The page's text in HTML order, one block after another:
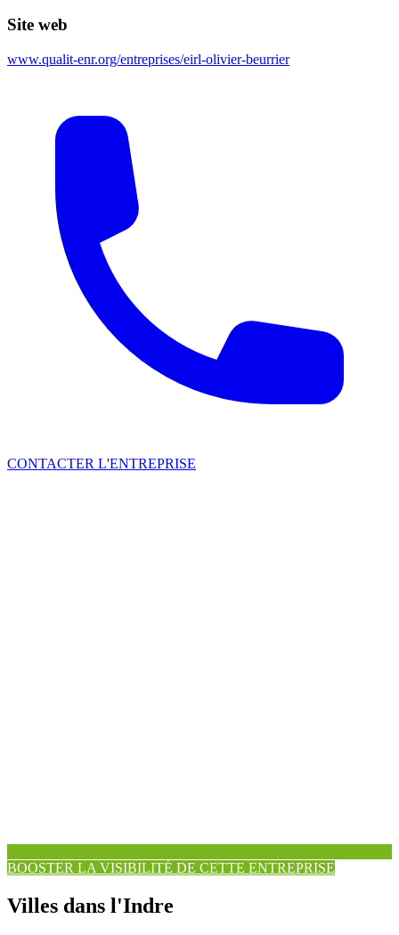
Site web
www.qualit-enr.org/entreprises/eirl-olivier-beurrier
CONTACTER L'ENTREPRISE
BOOSTER LA VISIBILITÉ DE CETTE ENTREPRISE
Villes dans l'Indre